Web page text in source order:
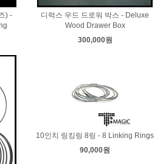
) -
디럭스 우드 드로워 박스 - Deluxe
Wood Drawer Box
300,000원
10인치 링킹링 8링 - 8 Linking Rings
90,000원